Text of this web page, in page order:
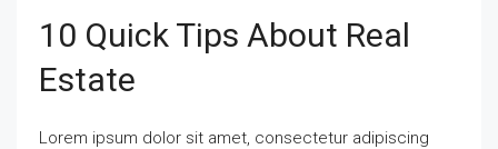
10 Quick Tips About Real
Estate
Lorem ipsum dolor sit amet, consectetur adipiscing